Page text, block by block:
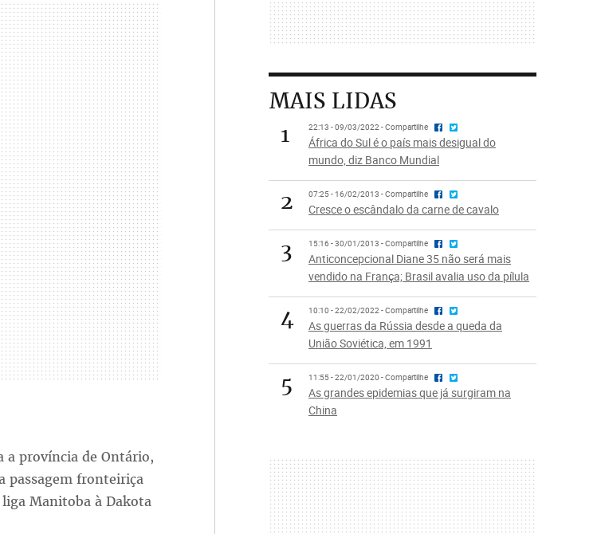
a província de Ontário,
passagem fronteiriça
Manitoba à Dakota
MAIS LIDAS
1
22:13 - 09/03/2022 - Compartilhe
África do Sul é o país mais desigual do
mundo, diz Banco Mundial
2 07:25 - 16/02/2013 - Compartilhe
Cresce o escândalo da carne de cavalo
3 15:16 - 30/01/2013 - Compartilhe
Anticoncepcional Diane 35 não será mais
vendido na França; Brasil avalia uso da pílula
4 10:10 - 22/02/2022 - Compartilhe
As guerras da Rússia desde a queda da
União Soviética, em 1991
5 11:55 - 22/01/2020 - Compartilhe
As grandes epidemias que já surgiram na
China